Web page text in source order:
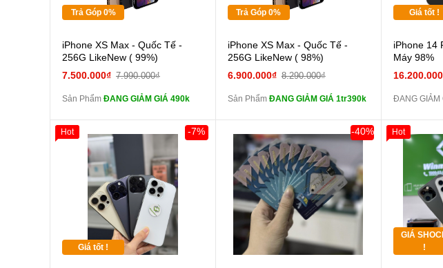
Trả Góp 0%
Tặng
Cường lực 10D full
màn
tai nghe iPhone 6S
zin
Đổi Sạc Cáp ZIN
Pin dự phòng và
các Phụ Kiện Khác
iPhone XS Max - Quốc Tế -
256G LikeNew ( 99%)
7.500.000₫ 7.990.000₫
Sản Phẩm ĐANG GIẢM GIÁ 490k
Trả Góp 0%
Tặng
Cường lực 10D full
màn
tai nghe iPhone 6S
zin
Đổi Sạc Cáp ZIN
Pin dự phòng và
các Phụ Kiện Khác
iPhone XS Max - Quốc Tế -
256G LikeNew ( 98%)
6.900.000₫ 8.290.000₫
Sản Phẩm ĐANG GIẢM GIÁ 1tr390k
Giá tốt !
iPhone 14
Máy 98%
ĐANG GIẢM
Giá tốt !
-7%
Hot -40%
GIÁ
!
Giảm
Thân Thiết
Tặng
Hot